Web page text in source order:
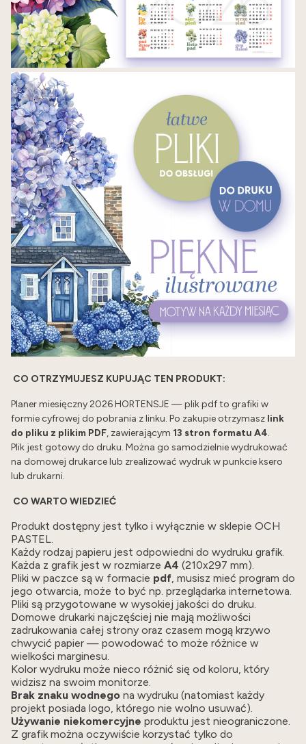
CO OTRZYMUJESZ KUPUJĄC TEN PRODUKT:
Planer miesięczny 2026 HORTENSJE — plik pdf to grafiki w
formie cyfrowej do pobrania z linku. Po zakupie otrzymasz link
do pliku z plikim PDF, zawierającym 13 stron formatu A4.
Plik jest gotowy do druku. Można go samodzielnie wydrukować
na domowej drukarce lub zrealizować wydruk w punkcie ksero
lub drukarni.
CO WARTO WIEDZIEĆ
Produkt dostępny jest tylko i wyłącznie w sklepie OCH
PASTEL.
Każdy rodzaj papieru jest odpowiedni do wydruku grafik.
Każda z grafik jest w rozmiarze A4 (210x297 mm).
Pliki w paczce są w formacie pdf , musisz mieć program do
jego otwarcia, może to być np. przeglądarka internetowa.
Pliki są przygotowane w wysokiej jakości do druku.
Domowe drukarki najczęściej nie mają możliwości
zadrukowania całej strony oraz czasem mogą krzywo
chwycić papier — powodować to może różnice w
wielkości marginesu.
Kolor wydruku może nieco różnić się od koloru, który
widzisz na swoim monitorze.
Brak znaku wodnego na wydruku (natomiast każdy
projekt posiada logo, którego nie wolno usuwać).
Używanie niekomercyjne produktu jest nieograniczone.
Z grafik można oczywiście korzystać tylko do